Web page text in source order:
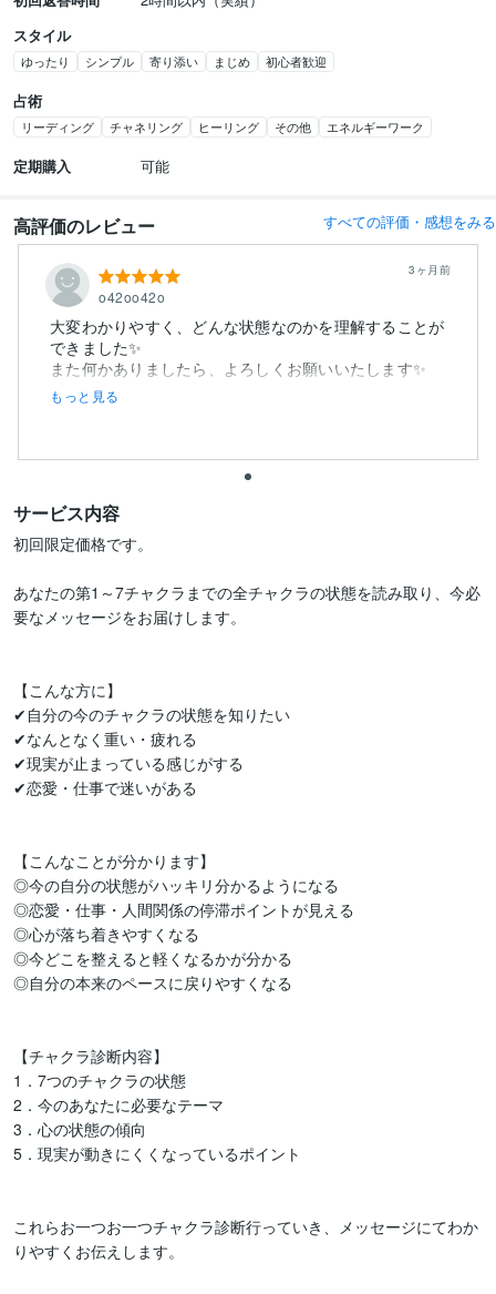
スタイル
ゆったり シンプル 寄り添い まじめ 初心者歓迎
占術
リーディング チャネリング ヒーリング その他 エネルギーワーク
定期購入 可能
高評価のレビュー すべての評価・感想をみる
o42oo42o
3ヶ月前
大変わかりやすく、どんな状態なのかを理解することが
できました✨️
また何かありましたら、よろしくお願いいたします✨️
もっと見る
サービス内容
初回限定価格です。
あなたの第1～7チャクラまでの全チャクラの状態を読み取り、今必
要なメッセージをお届けします。
【こんな方に】
✔自分の今のチャクラの状態を知りたい
✔なんとなく重い・疲れる
✔現実が止まっている感じがする
✔恋愛・仕事で迷いがある
【こんなことが分かります】
◎今の自分の状態がハッキリ分かるようになる
◎恋愛・仕事・人間関係の停滞ポイントが見える
◎心が落ち着きやすくなる
◎今どこを整えると軽くなるかが分かる
◎自分の本来のペースに戻りやすくなる
【チャクラ診断内容】
1．7つのチャクラの状態
2．今のあなたに必要なテーマ
3．心の状態の傾向
5．現実が動きにくくなっているポイント
これらお一つお一つチャクラ診断行っていき、メッセージにてわか